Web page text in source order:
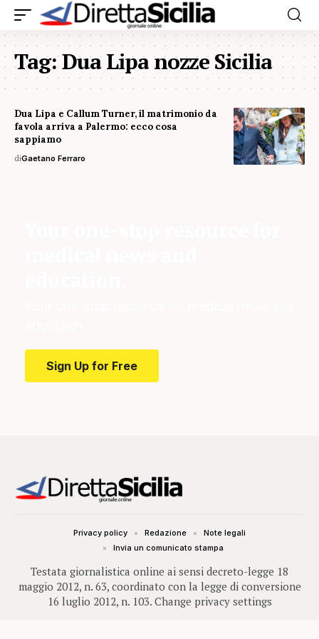
Tag:Dua Lipa nozze Sicilia
Dua Lipa e Callum Turner, il matrimonio da
favola arriva a Palermo: ecco cosa
sappiamo
diGaetano Ferraro
Sign Up for Free
Testata giornalistica online ai sensi decreto-legge 18
maggio 2012, n. 63, coordinato con la legge di conversione
16 luglio 2012, n. 103. Change privacy settings
Privacy policy Redazione
Note legali
Invia un comunicato stampa